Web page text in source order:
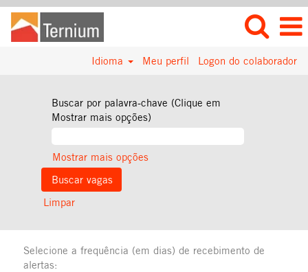
Idioma Meu perfil Logon do colaborador
Buscar por palavra-chave (Clique em
Mostrar mais opções)
Mostrar mais opções
Limpar
Selecione a frequência (em dias) de recebimento de
alertas: